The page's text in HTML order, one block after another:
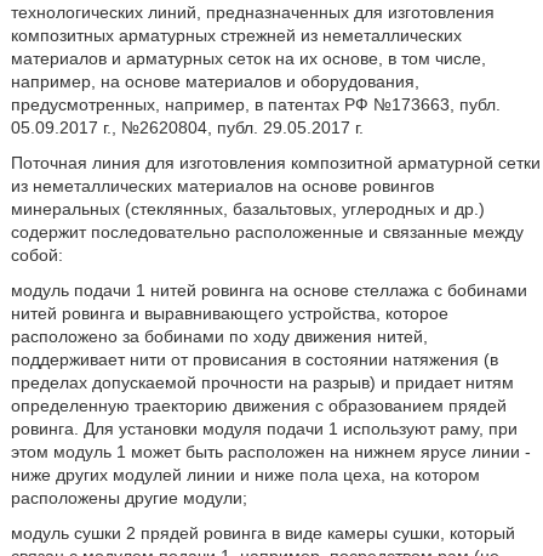
технологических линий, предназначенных для изготовления
композитных арматурных стрежней из неметаллических
материалов и арматурных сеток на их основе, в том числе,
например, на основе материалов и оборудования,
предусмотренных, например, в патентах РФ №173663, публ.
05.09.2017 г., №2620804, публ. 29.05.2017 г.
Поточная линия для изготовления композитной арматурной сетки
из неметаллических материалов на основе ровингов
минеральных (стеклянных, базальтовых, углеродных и др.)
содержит последовательно расположенные и связанные между
собой:
модуль подачи 1 нитей ровинга на основе стеллажа с бобинами
нитей ровинга и выравнивающего устройства, которое
расположено за бобинами по ходу движения нитей,
поддерживает нити от провисания в состоянии натяжения (в
пределах допускаемой прочности на разрыв) и придает нитям
определенную траекторию движения с образованием прядей
ровинга. Для установки модуля подачи 1 используют раму, при
этом модуль 1 может быть расположен на нижнем ярусе линии -
ниже других модулей линии и ниже пола цеха, на котором
расположены другие модули;
модуль сушки 2 прядей ровинга в виде камеры сушки, который